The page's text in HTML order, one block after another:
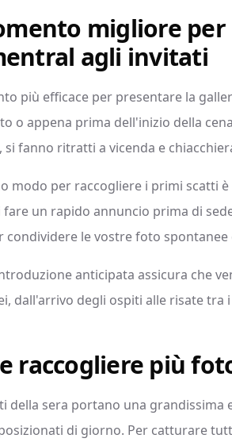
migliore per
agli invitati
più efficace per presentare la
o appena prima dell'inizio della
si fanno ritratti a vicenda e
modo per raccogliere i primi scatti
un rapido annuncio prima di
condividere le vostre foto spontanee
anticipata assicura che
dall'arrivo degli ospiti alle risate tra
raccogliere più
della sera portano una grandissima
di giorno. Per catturare